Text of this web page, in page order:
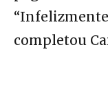
completou